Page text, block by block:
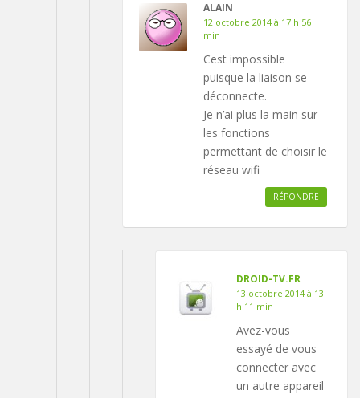
ALAIN
12 octobre 2014 à 17 h 56
min
Cest impossible
puisque la liaison se
déconnecte.
Je n’ai plus la main sur
les fonctions
permettant de choisir le
réseau wifi
RÉPONDRE
DROID-TV.FR
13 octobre 2014 à 13
h 11 min
Avez-vous
essayé de vous
connecter avec
un autre appareil